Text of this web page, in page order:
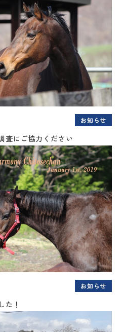
お知らせ
査にご協力ください
お知らせ
た！